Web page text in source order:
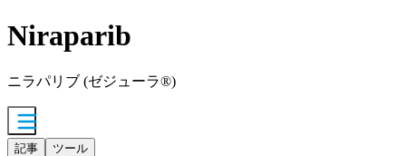
Niraparib
ニラパリブ (ゼジューラ®)
記事 ツール